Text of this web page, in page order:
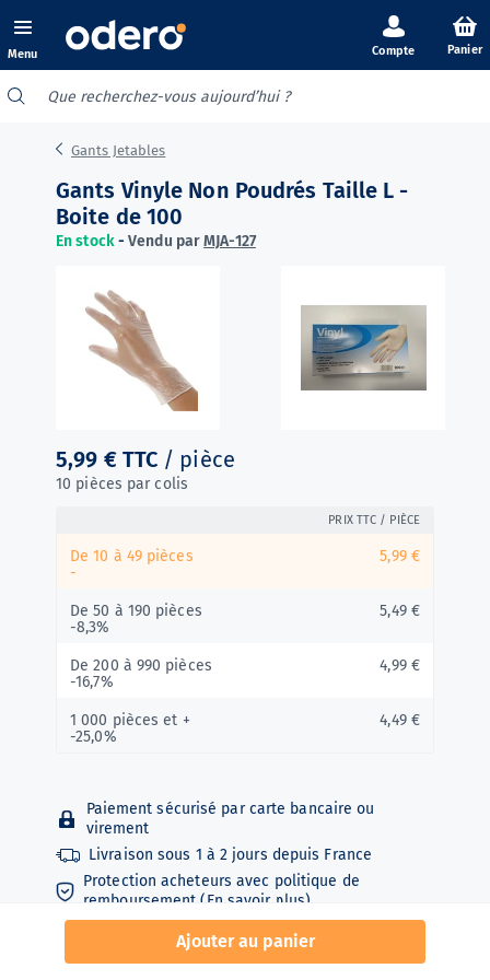
Menu Panier
Gants Jetables
Gants Vinyle Non Poudrés Taille L -
Boite de 100
En stock-Vendu parMJA-127
5,99 € TTC / pièce
10 pièces par colis
PRIX TTC / PIÈCE
De 10 à 49 pièces
5,99 €
-
De 50 à 190 pièces
5,49 €
-8,3%
De 200 à 990 pièces
4,99 €
-16,7%
1 000 pièces et +
4,49 €
-25,0%
Paiement sécurisé par carte bancaire ou
virement
Livraison sous 1 à 2 jours depuis France
Protection acheteurs avec politique de
remboursement (En savoir plus)
Gants d'examen en vinyle non poudrés non stériles.
Dispositif médical destiné à la protection des mains.
Ajouter au panier